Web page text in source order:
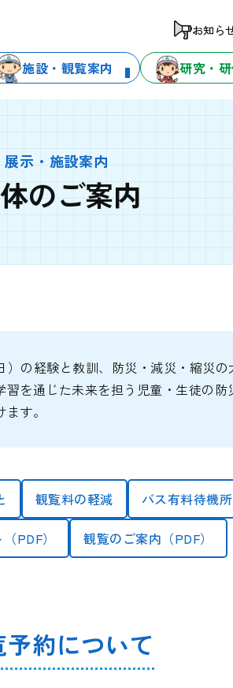
お知ら
施設・観覧案内 研究・
展示・施設案内
のご案内
）の経験と教訓、防災・減災・縮災
を通じた未来を担う児童・生徒の
す。
観覧料の軽減 バス有料待機所
PDF） 観覧のご案内（PDF）
予約について